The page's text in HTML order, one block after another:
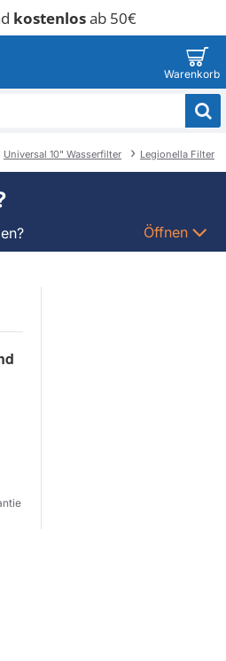
kostenlosab 50€
Universal 10" Wasserfilter Legionella Filter
Öffnen